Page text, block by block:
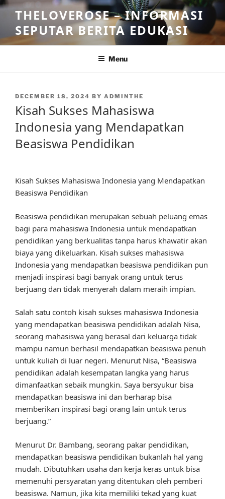
Skip
content
THELOVEROSE – INFORMASI
SEPUTAR BERITA EDUKASI
Menu
POSTED
ON
DECEMBER 18, 2024 BY ADMINTHE
Kisah Sukses Mahasiswa
Indonesia yang Mendapatkan
Beasiswa Pendidikan
Kisah Sukses Mahasiswa Indonesia yang Mendapatkan
Beasiswa Pendidikan
Beasiswa pendidikan merupakan sebuah peluang emas
bagi para mahasiswa Indonesia untuk mendapatkan
pendidikan yang berkualitas tanpa harus khawatir akan
biaya yang dikeluarkan. Kisah sukses mahasiswa
Indonesia yang mendapatkan beasiswa pendidikan pun
menjadi inspirasi bagi banyak orang untuk terus
berjuang dan tidak menyerah dalam meraih impian.
Salah satu contoh kisah sukses mahasiswa Indonesia
yang mendapatkan beasiswa pendidikan adalah Nisa,
seorang mahasiswa yang berasal dari keluarga tidak
mampu namun berhasil mendapatkan beasiswa penuh
untuk kuliah di luar negeri. Menurut Nisa, “Beasiswa
pendidikan adalah kesempatan langka yang harus
dimanfaatkan sebaik mungkin. Saya bersyukur bisa
mendapatkan beasiswa ini dan berharap bisa
memberikan inspirasi bagi orang lain untuk terus
berjuang.”
Menurut Dr. Bambang, seorang pakar pendidikan,
mendapatkan beasiswa pendidikan bukanlah hal yang
mudah. Dibutuhkan usaha dan kerja keras untuk bisa
memenuhi persyaratan yang ditentukan oleh pemberi
beasiswa. Namun, jika kita memiliki tekad yang kuat